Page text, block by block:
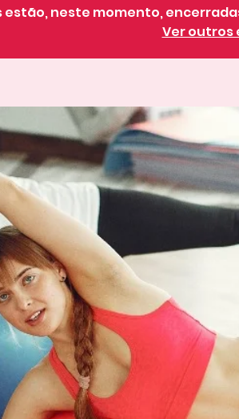
estão, neste momento,
Ver outros